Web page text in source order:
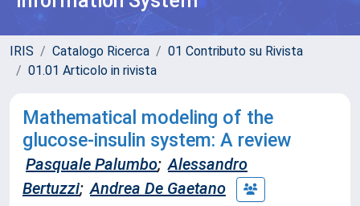
IRIS Catalogo Ricerca
01 Contributo su Rivista
01.01 Articolo in rivista
Mathematical modeling of the
glucose-insulin system: A review
Pasquale Palumbo; Alessandro
Bertuzzi; Andrea De Gaetano